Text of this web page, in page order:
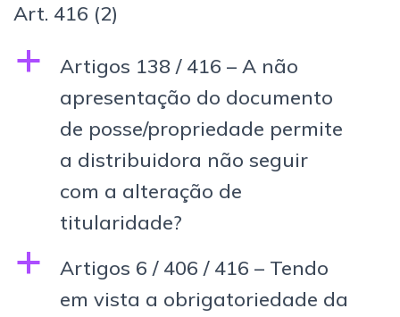
Art. 416 (2)
a
Artigos 138 / 416 – A não
apresentação do documento
de posse/propriedade permite
a distribuidora não seguir
com a alteração de
titularidade?
a
Artigos 6 / 406 / 416 – Tendo
em vista a obrigatoriedade da